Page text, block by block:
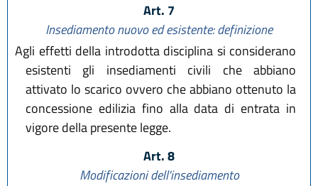
Art. 7
Insediamento nuovo ed esistente: definizione
Agli effetti della introdotta disciplina si considerano
esistenti gli insediamenti civili che abbiano
attivato lo scarico ovvero che abbiano ottenuto la
concessione edilizia fino alla data di entrata in
vigore della presente legge.
Art. 8
Modificazioni dell'insediamento